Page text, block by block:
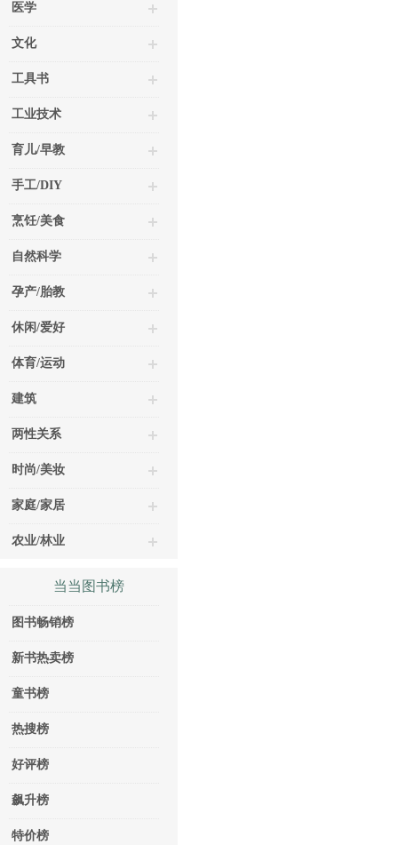
医学
文化
工具书
工业技术
育儿/早教
手工/DIY
烹饪/美食
自然科学
孕产/胎教
休闲/爱好
体育/运动
建筑
两性关系
时尚/美妆
家庭/家居
农业/林业
当当图书榜
图书畅销榜
新书热卖榜
童书榜
热搜榜
好评榜
飙升榜
特价榜